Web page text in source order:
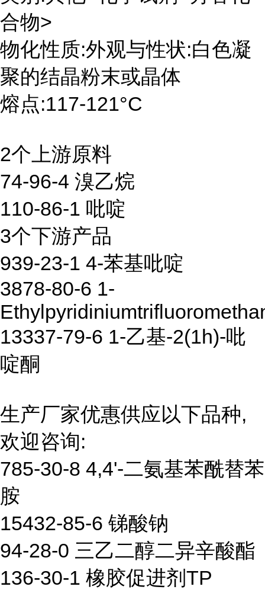
合物>
物化性质:外观与性状:白色凝
聚的结晶粉末或晶体
熔点:117-121°C
2个上游原料
74-96-4 溴乙烷
110-86-1 吡啶
3个下游产品
939-23-1 4-苯基吡啶
3878-80-6 1-
13337-79-6 1-乙基-2(1h)-吡
啶酮
生产厂家优惠供应以下品种,
欢迎咨询:
785-30-8 4,4'-二氨基苯酰替苯
胺
15432-85-6 锑酸钠
94-28-0 三乙二醇二异辛酸酯
136-30-1 橡胶促进剂TP